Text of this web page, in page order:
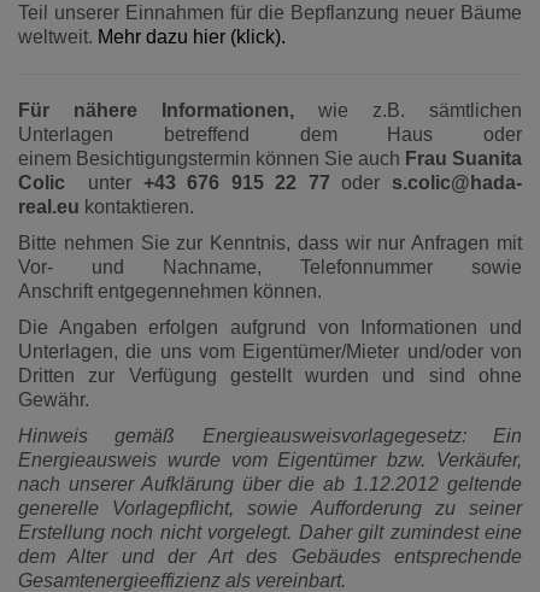
Teil unserer Einnahmen für die Bepflanzung neuer Bäume
weltweit. Mehr dazu hier (klick).
Für nähere Informationen, wie z.B. sämtlichen
Unterlagen betreffend dem Haus oder
einem Besichtigungstermin können Sie auch Frau Suanita
Colic unter +43 676 915 22 77oder s.colic@hada-
real.eu kontaktieren.
Bitte nehmen Sie zur Kenntnis, dass wir nur Anfragen mit
Vor- und Nachname, Telefonnummer sowie
Anschrift entgegennehmen können.
Die Angaben erfolgen aufgrund von Informationen und
Unterlagen, die uns vom Eigentümer/Mieter und/oder von
Dritten zur Verfügung gestellt wurden und sind ohne
Gewähr.
Hinweis gemäß Energieausweisvorlagegesetz: Ein
Energieausweis wurde vom Eigentümer bzw. Verkäufer,
nach unserer Aufklärung über die ab 1.12.2012 geltende
generelle Vorlagepflicht, sowie Aufforderung zu seiner
Erstellung noch nicht vorgelegt. Daher gilt zumindest eine
dem Alter und der Art des Gebäudes entsprechende
Gesamtenergieeffizienz als vereinbart.